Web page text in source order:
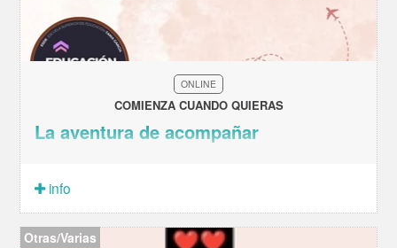
ONLINE
COMIENZA CUANDO QUIERAS
La aventura de acompañar
info
Otras/Varias